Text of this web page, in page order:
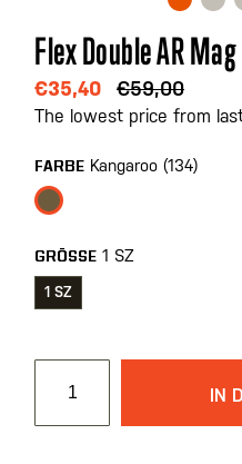
Zum
Anfang
der
Bildgalerie
Flex Double AR
€35,40 €59,00
The lowest price from
FARBE Kangaroo (134)
GRÖSSE 1 SZ
1 SZ
IN